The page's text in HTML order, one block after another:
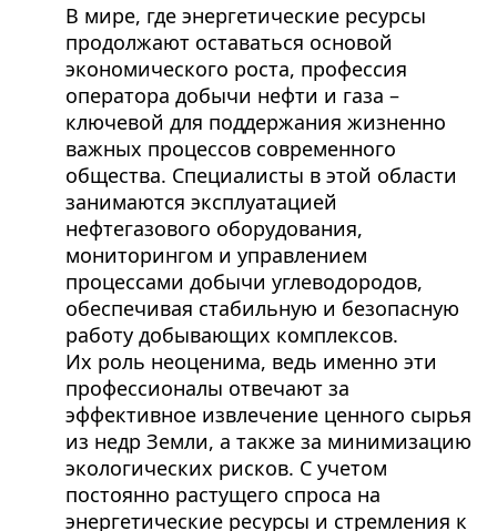
В мире, где энергетические ресурсы
продолжают оставаться основой
экономического роста, профессия
оператора добычи нефти и газа –
ключевой для поддержания жизненно
важных процессов современного
общества. Специалисты в этой области
занимаются эксплуатацией
нефтегазового оборудования,
мониторингом и управлением
процессами добычи углеводородов,
обеспечивая стабильную и безопасную
работу добывающих комплексов.
Их роль неоценима, ведь именно эти
профессионалы отвечают за
эффективное извлечение ценного сырья
из недр Земли, а также за минимизацию
экологических рисков. С учетом
постоянно растущего спроса на
энергетические ресурсы и стремления к